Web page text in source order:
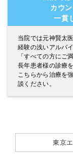
カウ
一貫
当院では元神賢太
経験の浅いアルバ
「すべての方にご
長年患者様の診療
こちらから治療を
談ください。
東京